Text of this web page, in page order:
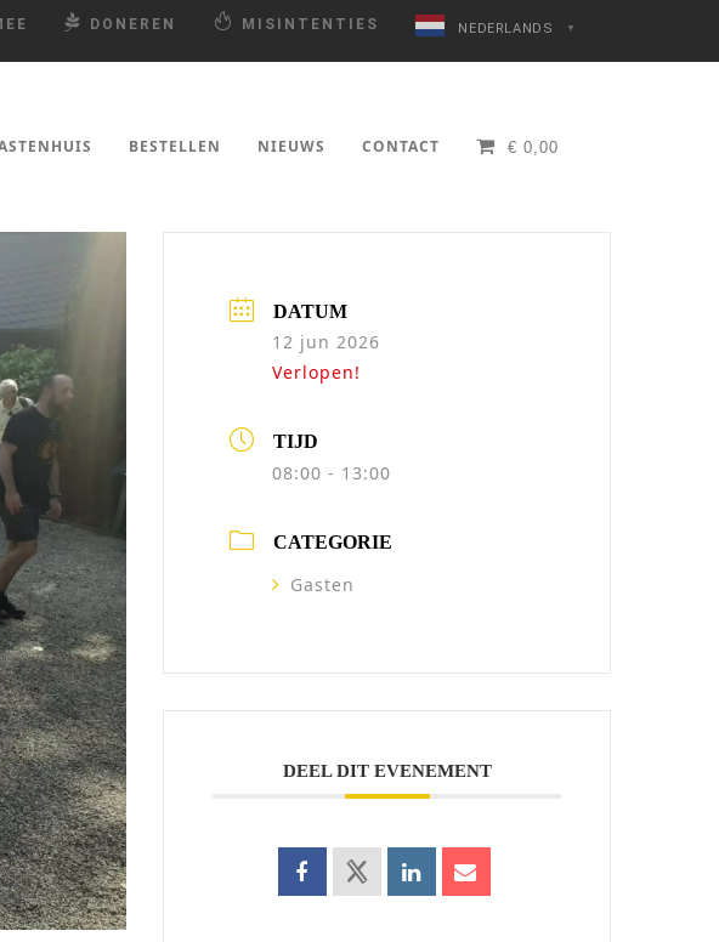
DONEREN MISINTENTIES NEDERLANDS ▼
BESTELLEN NIEUWS CONTACT € 0,00
DATUM
12 jun 2026
Verlopen!
TIJD
08:00 - 13:00
CATEGORIE
Gasten
DEEL DIT EVENEMENT